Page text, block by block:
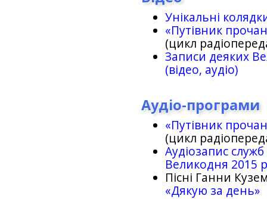
Унікальні
«Путівник
(цикл
Записи деяких
(відео, аудіо)
Аудіо-програми
«Путівник
(цикл
Аудіозапис
Великодня 2015
Пісні Ганни
«Дякую за день»